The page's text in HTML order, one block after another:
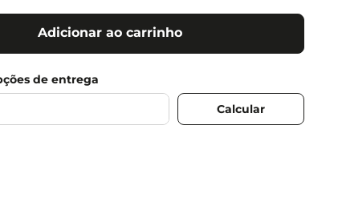
Adicionar ao carrinho